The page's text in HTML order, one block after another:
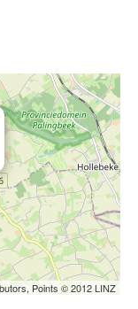
Points © 2012 LINZ